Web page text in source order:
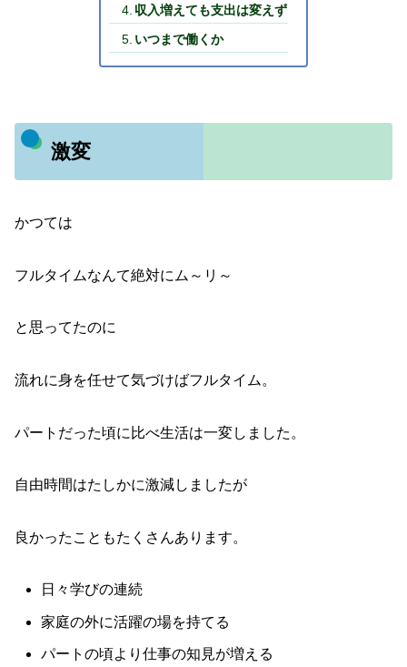
収入増えても支出は変えず
いつまで働くか
激変
かつては
フルタイムなんて絶対にム～リ～
と思ってたのに
流れに身を任せて気づけばフルタイム。
パートだった頃に比べ生活は一変しました。
自由時間はたしかに激減しましたが
良かったこともたくさんあります。
日々学びの連続
家庭の外に活躍の場を持てる
パートの頃より仕事の知見が増える